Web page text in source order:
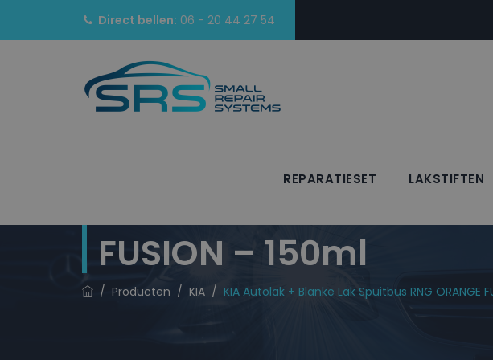
Direct bellen: 06 - 20 44 27 54
REPARATIESET LAKSTIFTEN
KIA Autolak + Blanke
FUSION – 150ml
/ Producten / KIA / KIA Autolak + Blanke Lak Spuitbus RNG ORANGE